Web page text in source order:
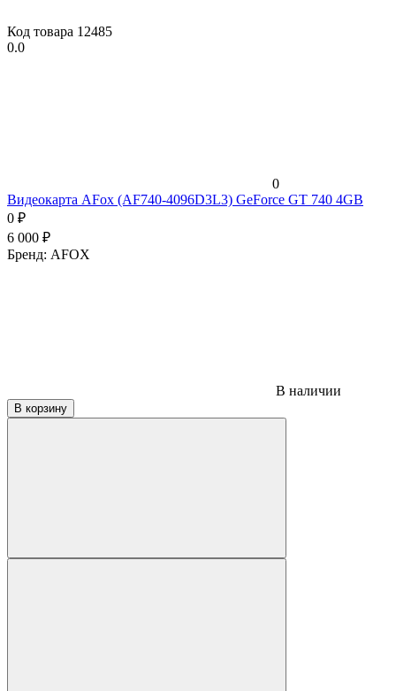
Код товара 12485
0.0
0
Видеокарта AFox (AF740-4096D3L3) GeForce GT 740 4GB
0 ₽
6 000 ₽
Бренд: AFOX
В наличии
В корзину